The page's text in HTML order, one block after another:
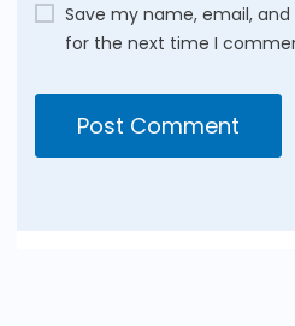
Save my name, email,
for the next time I